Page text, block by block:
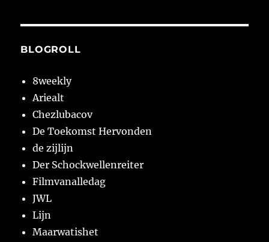
BLOGROLL
8weekly
Ariealt
Chezlubacov
De Toekomst Hervonden
de zijlijn
Der Schockwellenreiter
Filmvanalledag
JWL
Lijn
Maarwatishet